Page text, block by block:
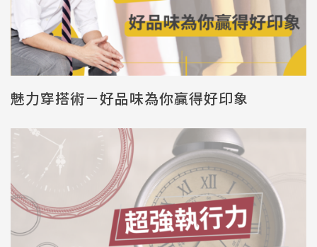
魅力穿搭術－好品味為你贏得好印象